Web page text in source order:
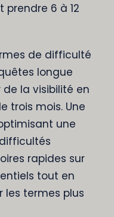
prendre 6 à 12
de difficulté
longue
de la visibilité en
trois mois. Une
une
rapides sur
tout en
les termes plus